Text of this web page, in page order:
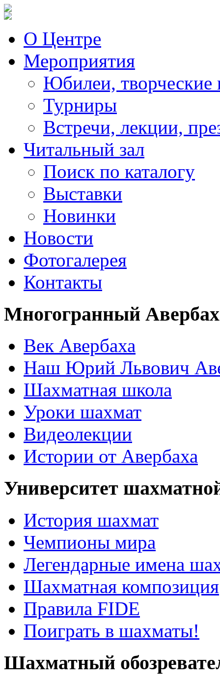
О Центре
Мероприятия
Юбилеи, творческие
Турниры
Встречи, лекции,
Читальный зал
Поиск по каталогу
Выставки
Новинки
Новости
Фотогалерея
Контакты
Многогранный Авербах
Век Авербаха
Наш Юрий Львович
Шахматная школа
Уроки шахмат
Видеолекции
Истории от Авербаха
Университет
История шахмат
Чемпионы мира
Легендарные имена
Шахматная композиция
Правила FIDE
Поиграть в шахматы!
Шахматный